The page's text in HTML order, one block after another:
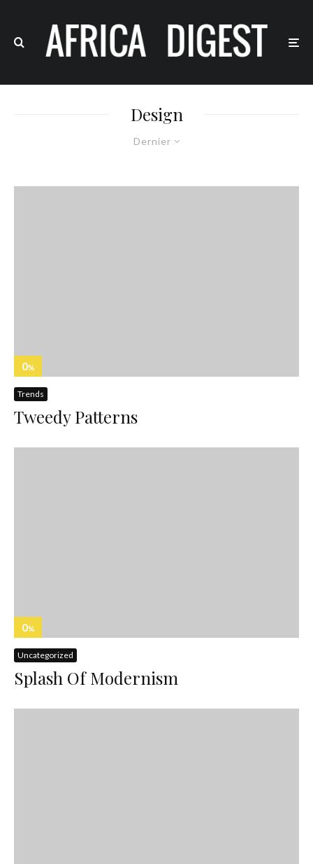
Dernier
Design
0%
Trends
Tweedy Patterns
0%
Uncategorized
Splash Of Modernism